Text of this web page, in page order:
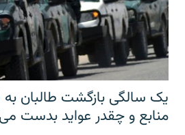
یک سالگی بازگشت طالبان به
منابع و چقدر عواید بدست